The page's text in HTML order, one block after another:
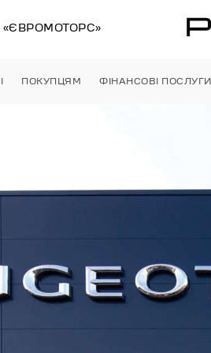
«ЄВРОМОТОРС»
ПОКУПЦЯМ ФІНАНСОВІ ПОСЛУГИ